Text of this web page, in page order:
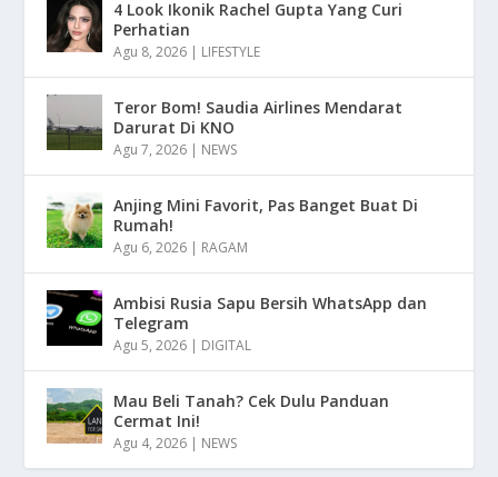
4 Look Ikonik Rachel Gupta Yang Curi
Perhatian
Agu 8, 2026 | LIFESTYLE
Teror Bom! Saudia Airlines Mendarat
Darurat Di KNO
Agu 7, 2026 | NEWS
Anjing Mini Favorit, Pas Banget Buat Di
Rumah!
Agu 6, 2026 | RAGAM
Ambisi Rusia Sapu Bersih WhatsApp dan
Telegram
Agu 5, 2026 | DIGITAL
Mau Beli Tanah? Cek Dulu Panduan
Cermat Ini!
Agu 4, 2026 | NEWS